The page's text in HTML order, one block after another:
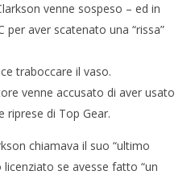
venne sospeso – ed in
per aver scatenato una “rissa”
traboccare il vaso.
venne accusato di aver usato
riprese di Top Gear.
chiamava il suo “ultimo
se avesse fatto “un